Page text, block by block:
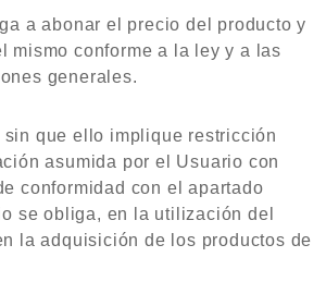
a abonar el precio del producto y
mismo conforme a la ley y a las
generales.
sin que ello implique restricción
asumida por el Usuario con
conformidad con el apartado
se obliga, en la utilización del
la adquisición de los productos de